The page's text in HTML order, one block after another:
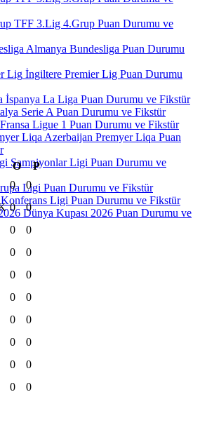
TFF 3.Lig 4.Grup Puan Durumu ve
Almanya Bundesliga Puan Durumu
İngiltere Premier Lig Puan Durumu
İspanya La Liga Puan Durumu ve Fikstür
Serie A Puan Durumu ve Fikstür
Fransa Ligue 1 Puan Durumu ve Fikstür
Azerbaijan Premyer Liqa Puan
Şampiyonlar Ligi Puan Durumu ve
Ligi Puan Durumu ve Fikstür
Konferans Ligi Puan Durumu ve Fikstür
Dünya Kupası 2026 Puan Durumu ve
O
P
0
0
0
0
0
0
0
0
0
0
0
0
0
0
0
0
0
0
0
0